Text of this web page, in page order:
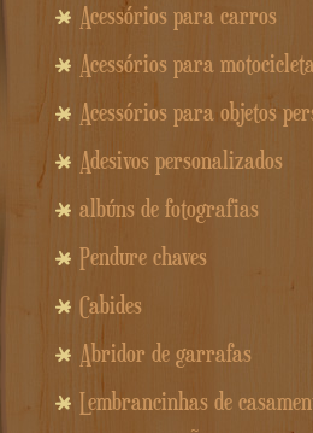
Acessórios para carros
Acessórios para
Acessórios para objetos
Adesivos personalizados
albúns de fotografias
Pendure chaves
Cabides
Abridor de garrafas
Lembrancinhas de